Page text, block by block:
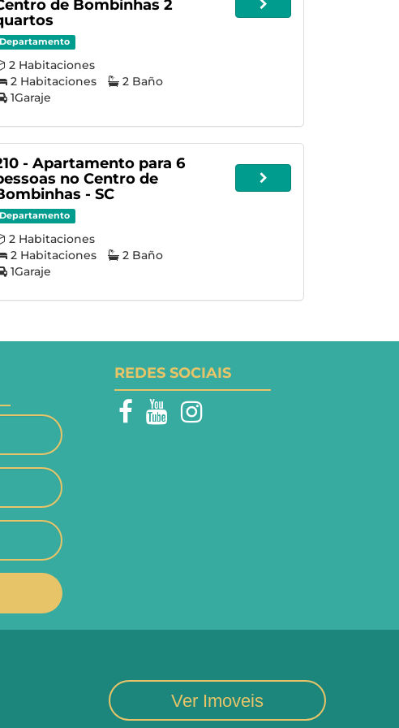
de Bombinhas 2
Departamento
2 Habitaciones
2 Habitaciones
2 Baño
1Garaje
- Apartamento para 6
no Centro de
- SC
Departamento
2 Habitaciones
2 Habitaciones
2 Baño
1Garaje
REDES SOCIAIS
Ver Imoveis